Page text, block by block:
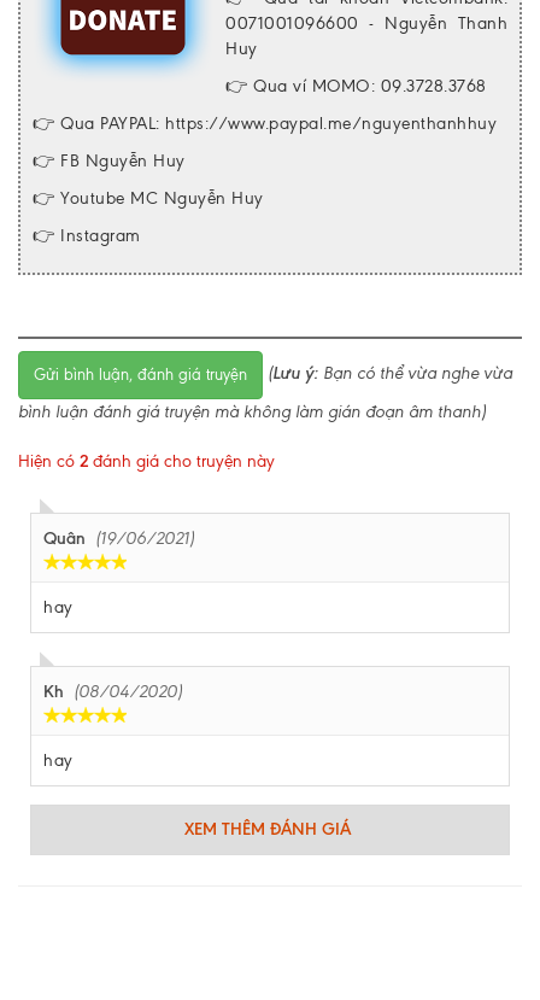
0071001096600 - Nguyễn Thanh
Huy
👉 Qua ví MOMO: 09.3728.3768
👉 Qua PAYPAL: https://www.paypal.me/nguyenthanhhuy
👉 FB Nguyễn Huy
👉 Youtube MC Nguyễn Huy
👉 Instagram
Gửi bình luận, đánh giá truyện (Lưu ý: Bạn có thể vừa nghe vừa
bình luận đánh giá truyện mà không làm gián đoạn âm thanh)
Hiện có 2 đánh giá cho truyện này
Quân (19/06/2021)
hay
Kh (08/04/2020)
hay
XEM THÊM ĐÁNH GIÁ